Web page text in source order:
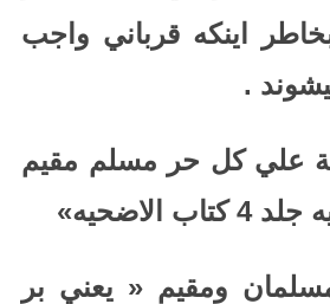
اينكه قرباني واجب
.
علي كل حر مسلم مقيم
»
ومقيم « يعني بر